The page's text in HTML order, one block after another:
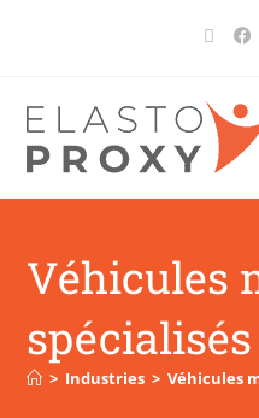
Véhicules
spécialisés
> Industries > Véhicules